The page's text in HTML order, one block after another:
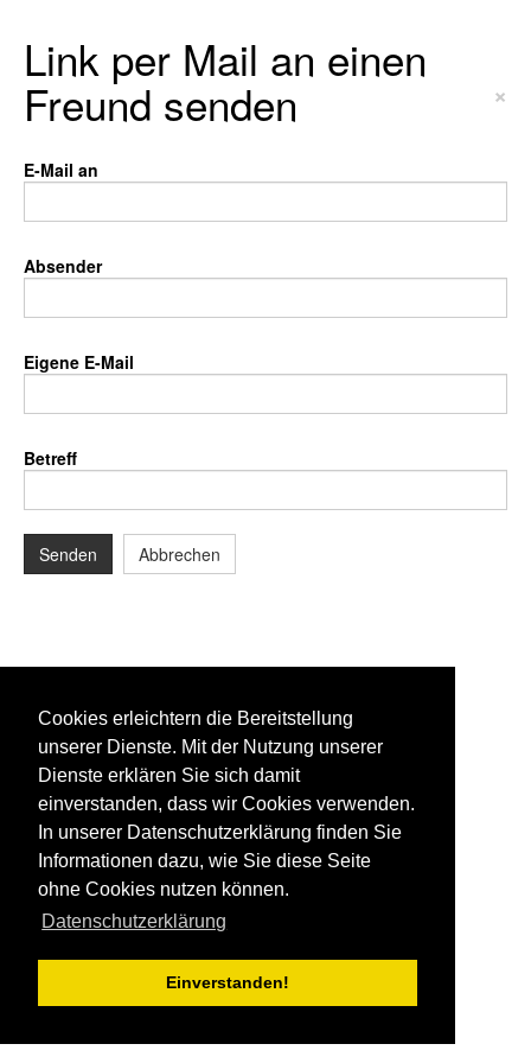
Cookies erleichtern die Bereitstellung
unserer Dienste. Mit der Nutzung unserer
Dienste erklären Sie sich damit
einverstanden, dass wir Cookies verwenden.
In unserer Datenschutzerklärung finden Sie
Informationen dazu, wie Sie diese Seite
ohne Cookies nutzen können.
Datenschutzerklärung
Einverstanden!
Link per Mail an einen
Freund senden ×
E-Mail an
Absender
Eigene E-Mail
Betreff
Senden Abbrechen